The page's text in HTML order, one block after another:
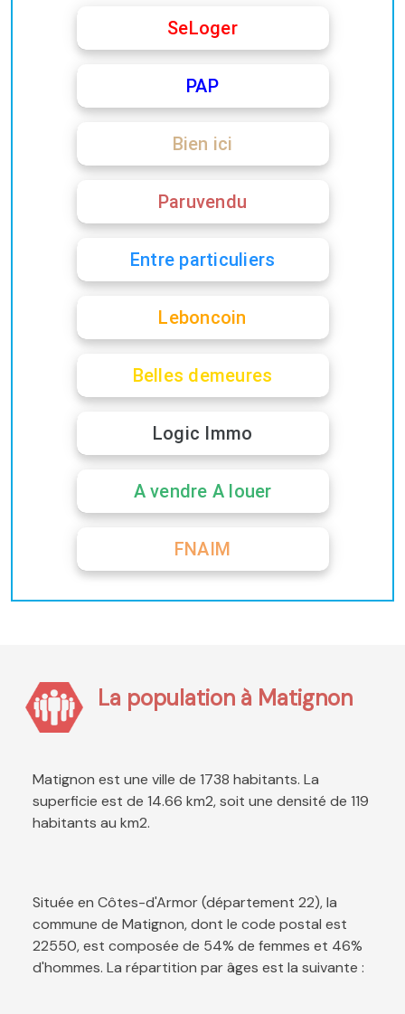
SeLoger
PAP
Bien ici
Paruvendu
Entre particuliers
Leboncoin
Belles demeures
Logic Immo
A vendre A louer
FNAIM
La population à Matignon
Matignon est une ville de 1738 habitants. La
superficie est de 14.66 km2, soit une densité de 119
habitants au km2.
Située en Côtes-d'Armor (département 22), la
commune de Matignon, dont le code postal est
22550, est composée de 54% de femmes et 46%
d'hommes. La répartition par âges est la suivante :